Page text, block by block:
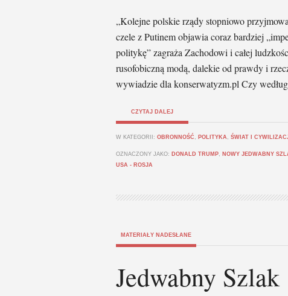
„Kolejne polskie rządy stopniowo
czele z Putinem objawia coraz bardziej
politykę” zagraża Zachodowi i całej
rusofobiczną modą, dalekie od prawdy i
wywiadzie dla konserwatyzm.pl Czy
CZYTAJ DALEJ
W KATEGORII: OBRONNOŚĆ , POLITYKA , ŚWIAT I
OZNACZONY JAKO: DONALD TRUMP, NOWY JEDWABNY
USA - ROSJA
MATERIAŁY NADESŁANE
Jedwabny Szlak